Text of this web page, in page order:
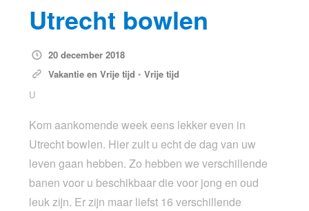
Utrecht bowlen
20 december 2018
Vakantie en Vrije tijd • Vrije tijd
U
Kom aankomende week eens lekker even in
Utrecht bowlen. Hier zult u echt de dag van uw
leven gaan hebben. Zo hebben we verschillende
banen voor u beschikbaar die voor jong en oud
leuk zijn. Er zijn maar liefst 16 verschillende